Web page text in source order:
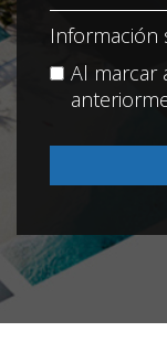
Información
Al marcar